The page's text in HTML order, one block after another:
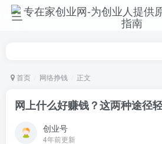
首页 网络挣钱 正文
网上什么好赚钱？这两种途径
创业号
4年前更新